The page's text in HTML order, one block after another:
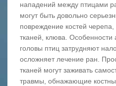
нападений между птицами
могут быть довольно
повреждение костей черепа,
тканей, клюва. Особенности
головы птиц затрудняют
осложняет лечение ран.
тканей могут заживать
травмы, обнажающие